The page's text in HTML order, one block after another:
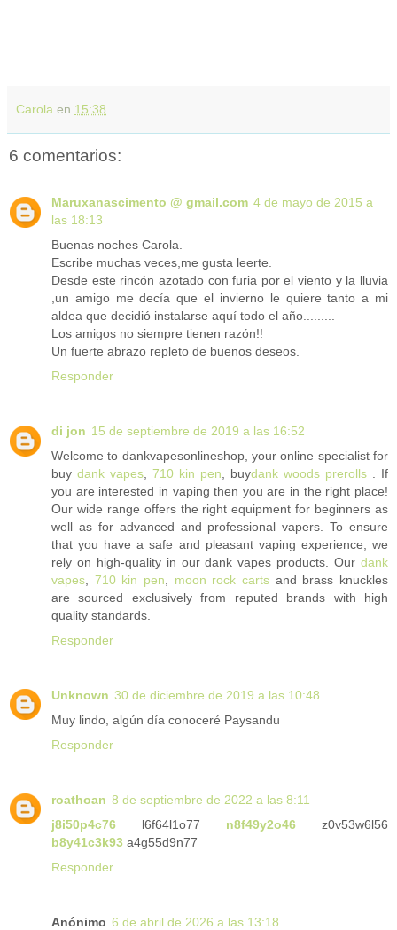
Carola en 15:38
6 comentarios:
Maruxanascimento @ gmail.com 4 de mayo de 2015 a
las 18:13
Buenas noches Carola.
Escribe muchas veces,me gusta leerte.
Desde este rincón azotado con furia por el viento y la lluvia
,un amigo me decía que el invierno le quiere tanto a mi
aldea que decidió instalarse aquí todo el año.........
Los amigos no siempre tienen razón!!
Un fuerte abrazo repleto de buenos deseos.
Responder
di jon 15 de septiembre de 2019 a las 16:52
Welcome to dankvapesonlineshop, your online specialist for
buy dank vapes 710 kin pen , buydank woods prerolls . If
you are interested in vaping then you are in the right place!
Our wide range offers the right equipment for beginners as
well as for advanced and professional vapers. To ensure
that you have a safe and pleasant vaping experience, we
rely on high-quality in our dank vapes products. Our dank
vapes
710 kin pen moon rock carts and brass knuckles
are sourced exclusively from reputed brands with high
quality standards.
Responder
Unknown 30 de diciembre de 2019 a las 10:48
Muy lindo, algún día conoceré Paysandu
Responder
roathoan 8 de septiembre de 2022 a las 8:11
j8i50p4c76 l6f64l1o77 n8f49y2o46 z0v53w6l56
b8y41c3k93 a4g55d9n77
Responder
Anónimo 6 de abril de 2026 a las 13:18